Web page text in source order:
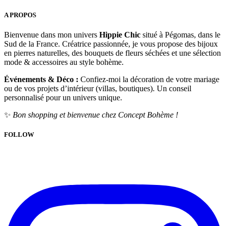
A PROPOS
Bienvenue dans mon univers Hippie Chic situé à Pégomas, dans le
Sud de la France. Créatrice passionnée, je vous propose des bijoux
en pierres naturelles, des bouquets de fleurs séchées et une sélection
mode & accessoires au style bohème.
Événements & Déco : Confiez-moi la décoration de votre mariage
ou de vos projets d’intérieur (villas, boutiques). Un conseil
personnalisé pour un univers unique.
✨ Bon shopping et bienvenue chez Concept Bohème !
FOLLOW